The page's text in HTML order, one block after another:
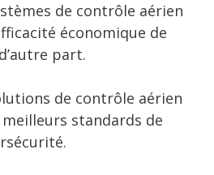
de contrôle aérien
économique de
part.
de contrôle aérien
standards de